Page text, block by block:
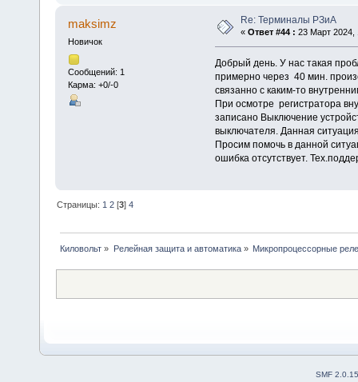
maksimz
Новичок
Сообщений: 1
Карма: +0/-0
Re: Терминалы РЗиА
« Ответ #44 : 23 Март 2024,
Добрый день. У нас такая
примерно через 40 мин.
связанно с каким-то
При осмотре регистратора
записано Выключение
выключателя. Данная
Просим помочь в данной
ошибка отсутствует.
Страницы: 1 2 [3]4
Киловольт » Релейная защита и автоматика» Микропроцессорные реле
SMF 2.0.15